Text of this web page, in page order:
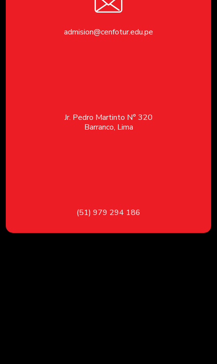
admision@cenfotur.edu.pe
Jr. Pedro Martinto N° 320
Barranco, Lima
(51) 979 294 186